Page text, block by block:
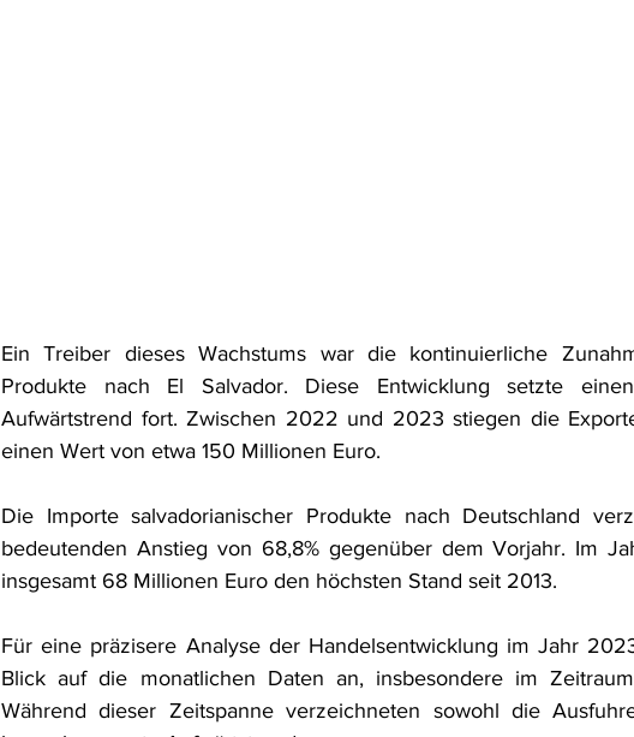
Ein Treiber dieses Wachstums war die kontinuierliche
Produkte nach El Salvador. Diese Entwicklung setzte
Aufwärtstrend fort. Zwischen 2022 und 2023 stiegen die
einen Wert von etwa 150 Millionen Euro.
Die Importe salvadorianischer Produkte nach Deutschland
bedeutenden Anstieg von 68,8% gegenüber dem Vorjahr. Im
insgesamt 68 Millionen Euro den höchsten Stand seit 2013.
Für eine präzisere Analyse der Handelsentwicklung im Jahr
Blick auf die monatlichen Daten an, insbesondere im
Während dieser Zeitspanne verzeichneten sowohl die